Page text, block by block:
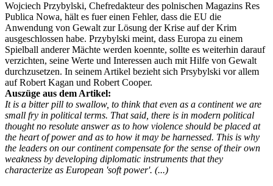
Wojciech Przybylski, Chefredakteur des polnischen Magazins Res
Publica Nowa, hält es fuer einen Fehler, dass die EU die
Anwendung von Gewalt zur Lösung der Krise auf der Krim
ausgeschlossen habe. Przybylski meint, dass Europa zu einem
Spielball anderer Mächte werden koennte, sollte es weiterhin darauf
verzichten, seine Werte und Interessen auch mit Hilfe von Gewalt
durchzusetzen. In seinem Artikel bezieht sich Prsybylski vor allem
auf Robert Kagan und Robert Cooper.
Auszüge aus dem Artikel:
It is a bitter pill to swallow, to think that even as a continent we are
small fry in political terms. That said, there is in modern political
thought no resolute answer as to how violence should be placed at
the heart of power and as to how it may be harnessed. This is why
the leaders on our continent compensate for the sense of their own
weakness by developing diplomatic instruments that they
characterize as European 'soft power'. (...)